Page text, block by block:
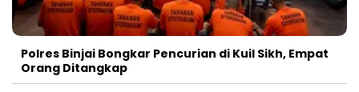
Polres Binjai Bongkar Pencurian di Kuil Sikh, Empat
Orang Ditangkap